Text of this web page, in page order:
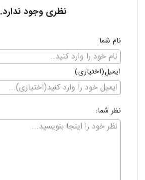
نظری وجود ندارد.
نام شما
ایمیل(اختیاری)
نظر شما: